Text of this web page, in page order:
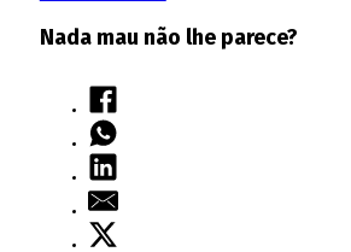
Nada mau não lhe parece?